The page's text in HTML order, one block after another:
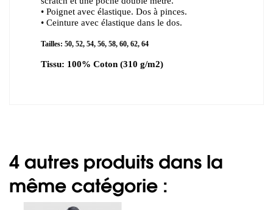
• Poignet avec élastique. Dos à pinces.
• Ceinture avec élastique dans le dos.
Tailles: 50, 52, 54, 56, 58, 60, 62, 64
Tissu: 100% Coton (310 g/m2)
4 autres produits dans la
même catégorie :